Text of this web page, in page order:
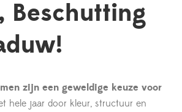
Beschutting
zijn een geweldige keuze voor
hele jaar door kleur, structuur en